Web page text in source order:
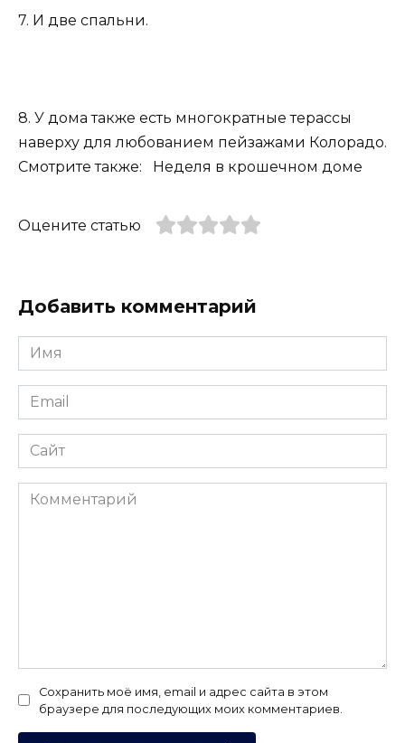
7. И две спальни.
8. У дома также есть многократные терассы
наверху для любованием пейзажами Колорадо.
Смотрите также: Неделя в крошечном доме
Оцените статью
Добавить комментарий
Имя
*
Email
*
Сайт
Комментарий
Сохранить моё имя, email и адрес сайта в этом
браузере для последующих моих комментариев.